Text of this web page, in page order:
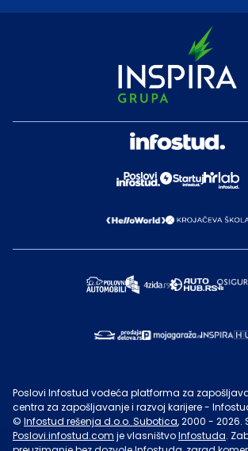
Poslovi Infostud vodeća platforma za
centra za zapošljavanje i razvoj karijere -
© Infostud rešenja d.o.o. Subotica, 2000 - 2026.
Poslovi.infostud.com je vlasništvoInfostuda.